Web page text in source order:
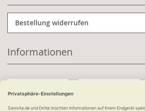
Bestellung widerrufen
Informationen